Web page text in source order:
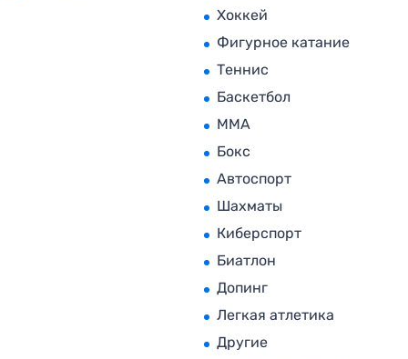
Хоккей
Фигурное катание
Теннис
Баскетбол
MMA
Бокс
Автоспорт
Шахматы
Киберспорт
Биатлон
Допинг
Легкая атлетика
Другие